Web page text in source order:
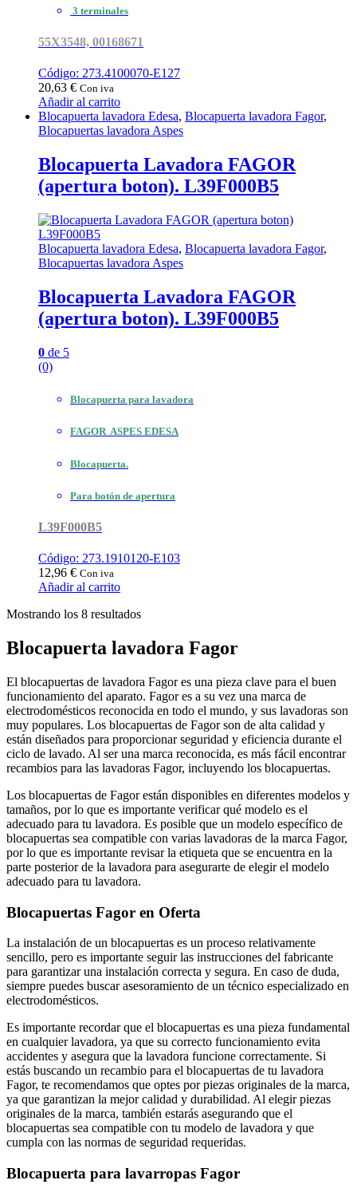
3 terminales
55X3548, 00168671
Código: 273.4100070-E127
20,63 € Con iva
Añadir al carrito
Blocapuerta lavadora Edesa, Blocapuerta lavadora Fagor,
Blocapuertas lavadora Aspes
Blocapuerta Lavadora FAGOR
(apertura boton). L39F000B5
Blocapuerta lavadora Edesa, Blocapuerta lavadora Fagor,
Blocapuertas lavadora Aspes
Blocapuerta Lavadora FAGOR
(apertura boton). L39F000B5
0 de 5
(0)
Blocapuerta para lavadora
FAGOR ASPES EDESA
Blocapuerta.
Para botón de apertura
L39F000B5
Código: 273.1910120-E103
12,96 € Con iva
Añadir al carrito
Mostrando los 8 resultadosOrdenado
popularidad
Blocapuerta lavadora Fagor
El blocapuertas de lavadora Fagor es una pieza clave para el buen
funcionamiento del aparato. Fagor es a su vez una marca de
electrodomésticos reconocida en todo el mundo, y sus lavadoras son
muy populares. Los blocapuertas de Fagor son de alta calidad y
están diseñados para proporcionar seguridad y eficiencia durante el
ciclo de lavado. Al ser una marca reconocida, es más fácil encontrar
recambios para las lavadoras Fagor, incluyendo los blocapuertas.
Los blocapuertas de Fagor están disponibles en diferentes modelos y
tamaños, por lo que es importante verificar qué modelo es el
adecuado para tu lavadora. Es posible que un modelo específico de
blocapuertas sea compatible con varias lavadoras de la marca Fagor,
por lo que es importante revisar la etiqueta que se encuentra en la
parte posterior de la lavadora para asegurarte de elegir el modelo
adecuado para tu lavadora.
Blocapuertas Fagor en Oferta
La instalación de un blocapuertas es un proceso relativamente
sencillo, pero es importante seguir las instrucciones del fabricante
para garantizar una instalación correcta y segura. En caso de duda,
siempre puedes buscar asesoramiento de un técnico especializado en
electrodomésticos.
Es importante recordar que el blocapuertas es una pieza fundamental
en cualquier lavadora, ya que su correcto funcionamiento evita
accidentes y asegura que la lavadora funcione correctamente. Si
estás buscando un recambio para el blocapuertas de tu lavadora
Fagor, te recomendamos que optes por piezas originales de la marca,
ya que garantizan la mejor calidad y durabilidad. Al elegir piezas
originales de la marca, también estarás asegurando que el
blocapuertas sea compatible con tu modelo de lavadora y que
cumpla con las normas de seguridad requeridas.
Blocapuerta para lavarropas Fagor